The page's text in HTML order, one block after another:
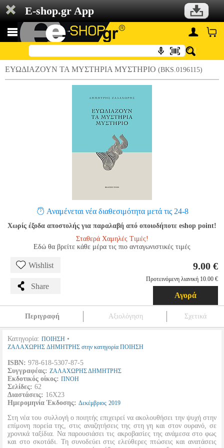
E-shop.gr App
ΕΥΩΔΙΑΖΟΥΝ ΤΑ ΜΥΣΤΗΡΙΑ ΜΥΣΤΗΡΙΟ (BKS.0196115)
Αναμένεται νέα διαθεσιμότητα μετά τις 24-8
Χωρίς έξοδα αποστολής για παραλαβή από οποιοδήποτε eshop point!
Σταθερά Χαμηλές Τιμές!
Εδώ θα βρείτε κάθε μέρα τις πιο ανταγωνιστικές τιμές
Wishlist
Share
9.00 €
Προτεινόμενη λιανική 10.00 €
Αγορά
Περιγραφή Αξιολόγηση Σχετικά
Κατηγορία: ΠΟΙΗΣΗ •
ΖΑΛΑΧΩΡΗΣ ΔΗΜΗΤΡΗΣ στην κατηγορία ΠΟΙΗΣΗ
ISBN: 978-618-5307-87-5
Συγγραφέας: ΖΑΛΑΧΩΡΗΣ ΔΗΜΗΤΡΗΣ
Εκδοτικός οίκος: ΠΝΟΗ
Σελίδες: 62
Διαστάσεις: 16Χ23
Ημερομηνία Έκδοσης: Δεκέμβριος 2019
Στη νέα του συλλογή ο ποιητής επιχειρεί να ακολουθήσει την ψυχή στην
επίμονη πορεία της, στις αναζητήσεις της στη γη και στον ουρανό, σε
χρονικά ταξίδια. Να παρουσιάσει τις ακροβασίες της ανάμεσα στο φως
και στο σκοτάδι. Τη συνοδεύει στις ελεύθερες πτώσεις και ανατάσεις